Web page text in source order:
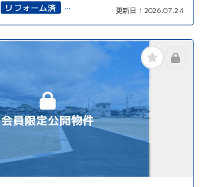
リフォーム済
更新日： 2026.07.24
会員限定公開物件